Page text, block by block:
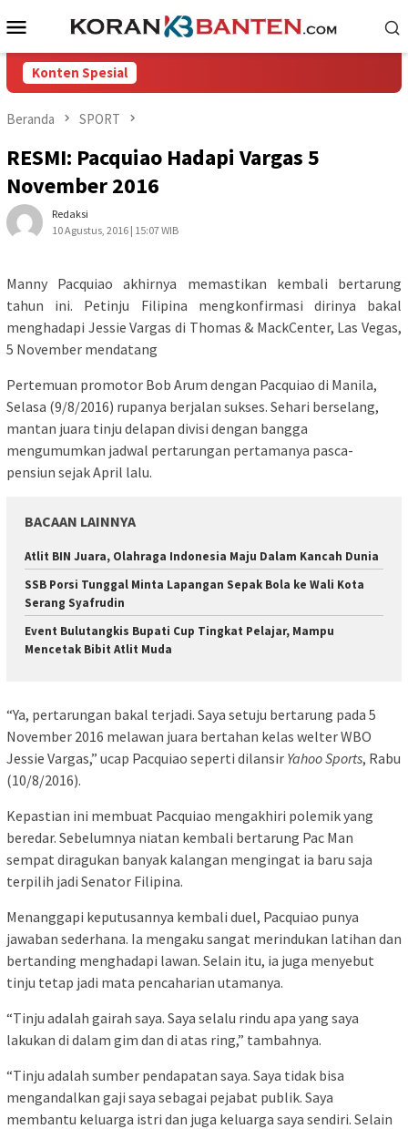
ke
Menu
Mobile
Konten Spesial
Beranda SPORT
RESMI: Pacquiao Hadapi Vargas 5
November 2016
Redaksi
10 Agustus, 2016 | 15:07 WIB
Manny Pacquiao akhirnya memastikan kembali bertarung
tahun ini. Petinju Filipina mengkonfirmasi dirinya bakal
menghadapi Jessie Vargas di Thomas & MackCenter, Las Vegas,
5 November mendatang
Pertemuan promotor Bob Arum dengan Pacquiao di Manila,
Selasa (9/8/2016) rupanya berjalan sukses. Sehari berselang,
mantan juara tinju delapan divisi dengan bangga
mengumumkan jadwal pertarungan pertamanya pasca-
pensiun sejak April lalu.
BACAAN LAINNYA
Atlit BIN Juara, Olahraga Indonesia Maju Dalam Kancah Dunia
SSB Porsi Tunggal Minta Lapangan Sepak Bola ke Wali Kota
Serang Syafrudin
Event Bulutangkis Bupati Cup Tingkat Pelajar, Mampu
Mencetak Bibit Atlit Muda
“Ya, pertarungan bakal terjadi. Saya setuju bertarung pada 5
November 2016 melawan juara bertahan kelas welter WBO
Jessie Vargas,” ucap Pacquiao seperti dilansir Yahoo Sports, Rabu
(10/8/2016).
Kepastian ini membuat Pacquiao mengakhiri polemik yang
beredar. Sebelumnya niatan kembali bertarung Pac Man
sempat diragukan banyak kalangan mengingat ia baru saja
terpilih jadi Senator Filipina.
Menanggapi keputusannya kembali duel, Pacquiao punya
jawaban sederhana. Ia mengaku sangat merindukan latihan dan
bertanding menghadapi lawan. Selain itu, ia juga menyebut
tinju tetap jadi mata pencaharian utamanya.
“Tinju adalah gairah saya. Saya selalu rindu apa yang saya
lakukan di dalam gim dan di atas ring,” tambahnya.
“Tinju adalah sumber pendapatan saya. Saya tidak bisa
mengandalkan gaji saya sebagai pejabat publik. Saya
membantu keluarga istri dan juga keluarga saya sendiri. Selain